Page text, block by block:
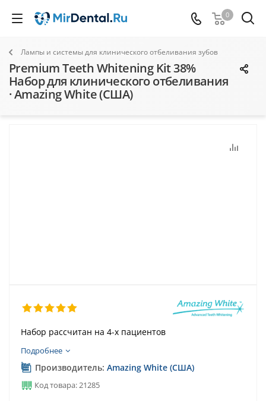
0
Лампы и системы для клинического отбеливания зубов
Premium Teeth Whitening Kit 38%
Набор для клинического отбеливания
· Amazing White (США)
Набор рассчитан на 4-х пациентов
Подробнее
Производитель: Amazing White (США)
Код товара: 21285